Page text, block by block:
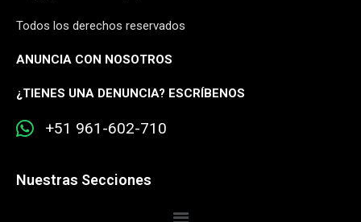
Todos los derechos reservados
ANUNCIA CON NOSOTROS
¿TIENES UNA DENUNCIA? ESCRÍBENOS
+51 961-602-710
Nuestras Secciones